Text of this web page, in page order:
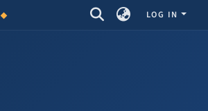
COMMUNITIES & COLLECTIONS
LOG IN